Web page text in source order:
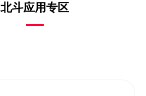
北斗应用专区